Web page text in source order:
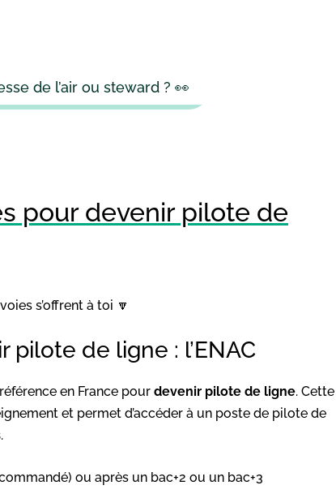
de l’air ou steward ? 👀
pour devenir pilote de
s’offrent à toi 🔽
pilote de ligne : l’ENAC
en France pour devenir pilote de ligne. Cette
et permet d’accéder à un poste de pilote de
.
ou après un bac+2 ou un bac+3